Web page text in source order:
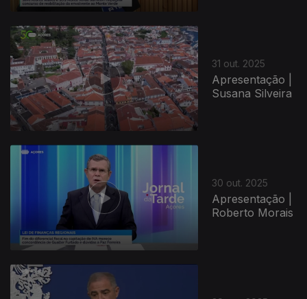
31 out. 2025
Apresentação |
Susana Silveira
30 out. 2025
Apresentação |
Roberto Morais